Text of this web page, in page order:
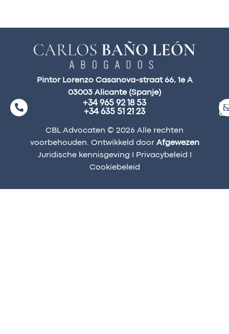
Pintor Lorenzo Casanova-straat 66, 1e A
03003 Alicante (Spanje)
+34 965 92 18 53
+34 635 51 21 23
CBL Advocaten © 2026 Alle rechten
voorbehouden. Ontwikkeld door Afgewezen
Juridische kennisgeving
Privacybeleid
Cookiebeleid